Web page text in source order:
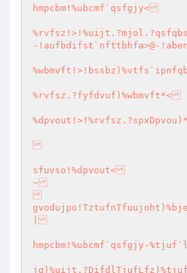
hmpcbm!%ubcmf`qsfgjy<
-!aufbdifst`nfttbhfa>@-
%rvfsz.?fyfdvuf)%wbmvft*<
sfuvso!%dpvout<
~
|
hmpcbm!%ubcmf`qsfgjy-